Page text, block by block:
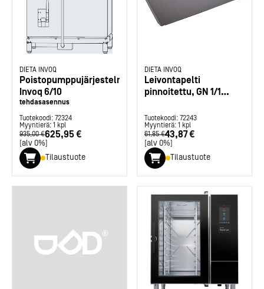
DIETA INVOQ
Poistopumppujärjestelmä
Invoq 6/10
tehdasasennus
Tuotekoodi: 72324
Myyntierä: 1 kpl
935,00 €625,95 €
[alv 0%]
Tilaustuote
DIETA INVOQ
Leivontapelti
pinnoitettu, GN 1/1
Tuotekoodi: 72243
Myyntierä: 1 kpl
61,85 €43,87 €
[alv 0%]
Tilaustuote